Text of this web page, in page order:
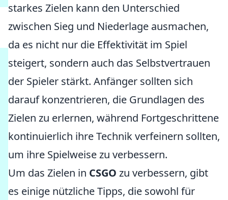
starkes Zielen kann den Unterschied
zwischen Sieg und Niederlage ausmachen,
da es nicht nur die Effektivität im Spiel
steigert, sondern auch das Selbstvertrauen
der Spieler stärkt. Anfänger sollten sich
darauf konzentrieren, die Grundlagen des
Zielen zu erlernen, während Fortgeschrittene
kontinuierlich ihre Technik verfeinern sollten,
um ihre Spielweise zu verbessern.
Um das Zielen in CSGO zu verbessern, gibt
es einige nützliche Tipps, die sowohl für